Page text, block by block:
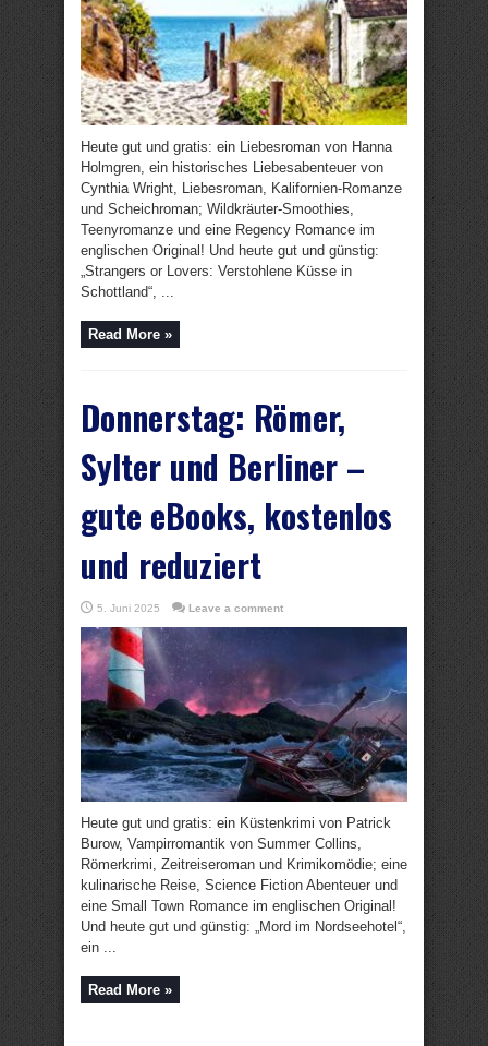
Heute gut und gratis: ein Liebesroman von Hanna
Holmgren, ein historisches Liebesabenteuer von
Cynthia Wright, Liebesroman, Kalifornien-Romanze
und Scheichroman; Wildkräuter-Smoothies,
Teenyromanze und eine Regency Romance im
englischen Original! Und heute gut und günstig:
„Strangers or Lovers: Verstohlene Küsse in
Schottland“, ...
Read More »
Donnerstag: Römer,
Sylter und Berliner –
gute eBooks, kostenlos
und reduziert
5. Juni 2025 Leave a comment
Heute gut und gratis: ein Küstenkrimi von Patrick
Burow, Vampirromantik von Summer Collins,
Römerkrimi, Zeitreiseroman und Krimikomödie; eine
kulinarische Reise, Science Fiction Abenteuer und
eine Small Town Romance im englischen Original!
Und heute gut und günstig: „Mord im Nordseehotel“,
ein ...
Read More »